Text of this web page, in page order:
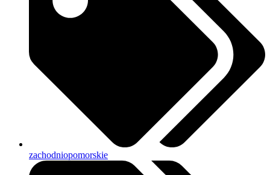
zachodniopomorskie